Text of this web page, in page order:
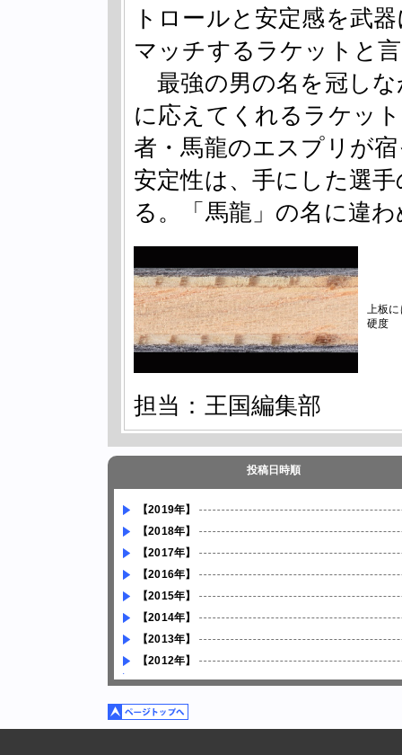
トロールと安定感を武
マッチするラケットと
最強の男の名を冠しな
に応えてくれるラケッ
者・馬龍のエスプリが
安定性は、手にした選
る。「馬龍」の名に違
上板
硬度
担当：王国編集部
投稿日時順
【2019年】
【2018年】
【2017年】
【2016年】
【2015年】
【2014年】
【2013年】
【2012年】